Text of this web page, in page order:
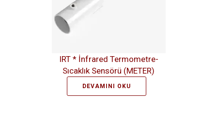
IRT * İnfrared Termometre-
Sıcaklık Sensörü (METER)
DEVAMINI OKU